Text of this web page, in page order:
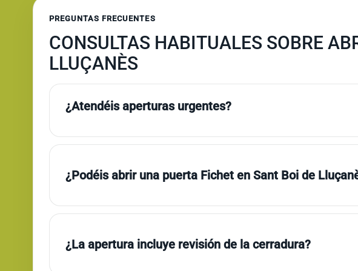
PREGUNTAS FRECUENTES
CONSULTAS HABITUALES SOBRE
LLUÇANÈS
¿Atendéis aperturas urgentes?
¿Podéis abrir una puerta Fichet en Sant Boi de
¿La apertura incluye revisión de la cerradura?